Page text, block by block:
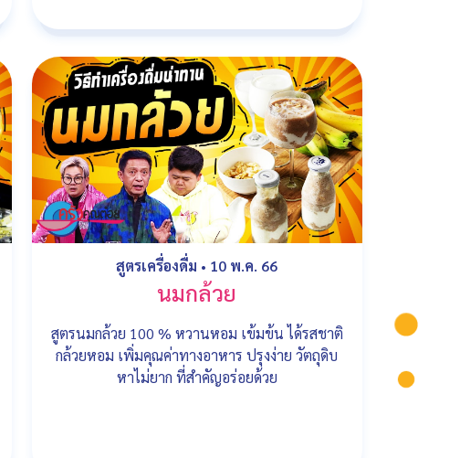
สูตรเครื่องดื่ม • 10 พ.ค. 66
นมกล้วย
สูตรนมกล้วย 100 % หวานหอม เข้มข้น ได้รสชาติ
กล้วยหอม เพิ่มคุณค่าทางอาหาร ปรุงง่าย วัตถุดิบ
หาไม่ยาก ที่สำคัญอร่อยด้วย